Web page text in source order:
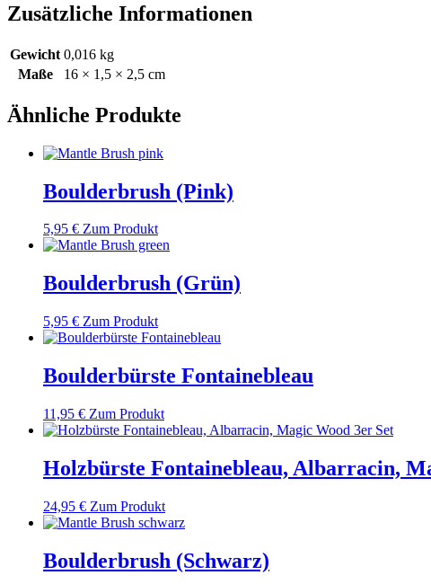
Zusätzliche Informationen
Gewicht 0,016 kg
Maße
16 × 1,5 × 2,5 cm
Ähnliche Produkte
Boulderbrush (Pink)
5,95 € Zum Produkt
Boulderbrush (Grün)
5,95 € Zum Produkt
Boulderbürste Fontainebleau
11,95 € Zum Produkt
Holzbürste Fontainebleau, Albarracin,
24,95 € Zum Produkt
Boulderbrush (Schwarz)